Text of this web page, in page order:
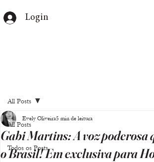
Login
All Posts
Todos os Posts
All Posts
Gabi Martins: A voz poderosa
o Brasil! Em exclusiva para
Evely Oliveira5 min de leitura